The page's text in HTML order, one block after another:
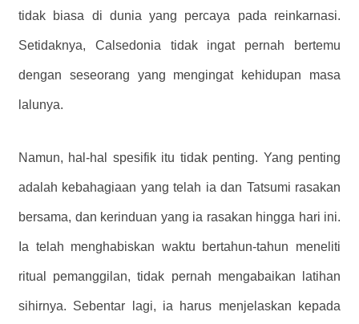
tidak biasa di dunia yang percaya pada reinkarnasi.
Setidaknya, Calsedonia tidak ingat pernah bertemu
dengan seseorang yang mengingat kehidupan masa
lalunya.
Namun, hal-hal spesifik itu tidak penting. Yang penting
adalah kebahagiaan yang telah ia dan Tatsumi rasakan
bersama, dan kerinduan yang ia rasakan hingga hari ini.
Ia telah menghabiskan waktu bertahun-tahun meneliti
ritual pemanggilan, tidak pernah mengabaikan latihan
sihirnya. Sebentar lagi, ia harus menjelaskan kepada